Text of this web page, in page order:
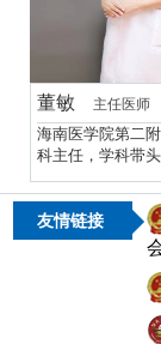
董敏 主任医师
海南医学院第二
科主任，学科带头
究生导师，海南
才，海南“好医生
国女医师协会血液
委员会委员、中
病多发性骨髓瘤
员、中国医药教
专业委员会委员
友情链接